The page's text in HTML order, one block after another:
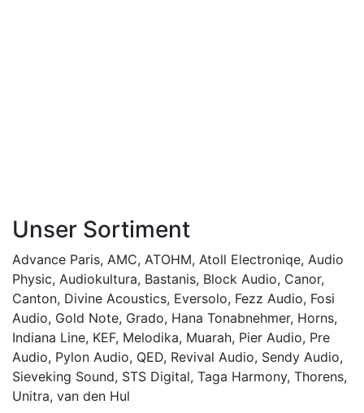
Unser Sortiment
Advance Paris, AMC, ATOHM, Atoll Electroniqe, Audio
Physic, Audiokultura, Bastanis, Block Audio, Canor,
Canton, Divine Acoustics, Eversolo, Fezz Audio, Fosi
Audio, Gold Note, Grado, Hana Tonabnehmer, Horns,
Indiana Line, KEF, Melodika, Muarah, Pier Audio, Pre
Audio, Pylon Audio, QED, Revival Audio, Sendy Audio,
Sieveking Sound, STS Digital, Taga Harmony, Thorens,
Unitra, van den Hul